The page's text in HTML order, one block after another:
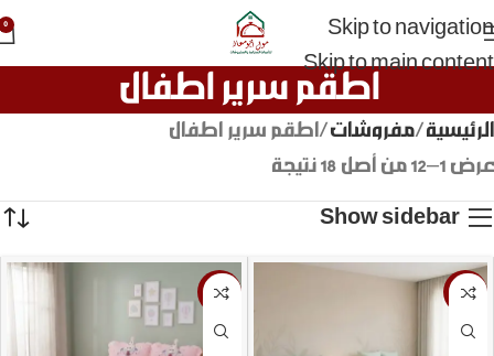
Skip to navigation
Skip to main content
0
اطقم سرير اطفال
الرئيسية مفروشات
اطقم سرير اطفال
عرض 1–12 من أصل 18 نتيجة
Show sidebar
-14%
-21%